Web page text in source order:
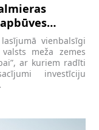
vienbalsīgi
meža zemes
ar kuriem radīti
investīciju